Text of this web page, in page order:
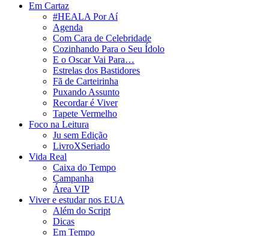
Em Cartaz
#HEALA Por Aí
Agenda
Com Cara de Celebridade
Cozinhando Para o Seu Ídolo
E o Oscar Vai Para…
Estrelas dos Bastidores
Fã de Carteirinha
Puxando Assunto
Recordar é Viver
Tapete Vermelho
Foco na Leitura
Ju sem Edição
LivroXSeriado
Vida Real
Caixa do Tempo
Campanha
Área VIP
Viver e estudar nos EUA
Além do Script
Dicas
Em Tempo